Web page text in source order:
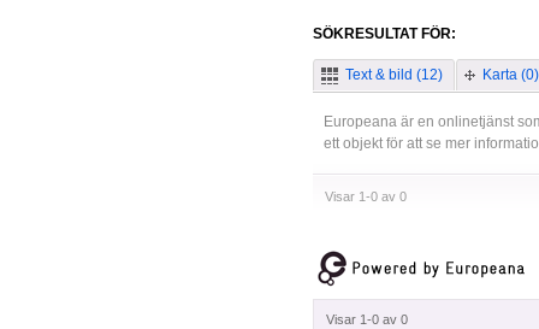
SÖKRESULTAT FÖR:
Text & bild (12) Karta (0)
Europeana är en onlinetjänst
ett objekt för att se mer
Visar 1-0 av 0
Visar 1-0 av 0